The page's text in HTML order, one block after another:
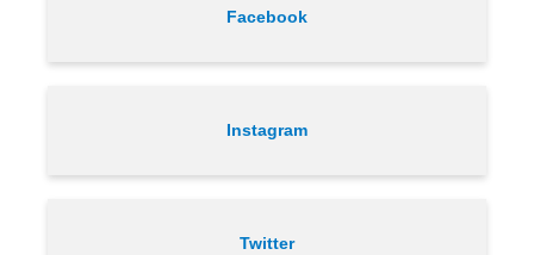
Facebook
Instagram
Twitter